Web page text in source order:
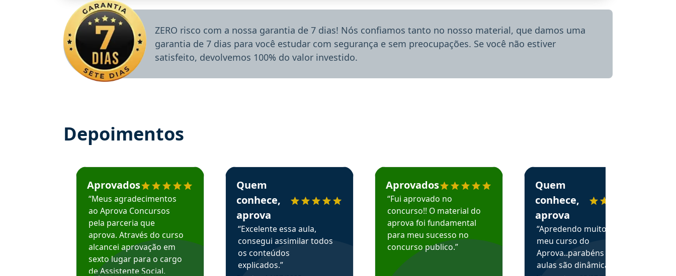
ZERO risco com a nossa garantia de 7 dias! Nós confiamos tanto no nosso material, que damos uma
garantia de 7 dias para você estudar com segurança e sem preocupações. Se você não estiver
satisfeito, devolvemos 100% do valor investido.
Depoimentos
Estudante José recomenda o Aprova Concursos em depoimento
Aprovados
“Meus agradecimentos
ao Aprova Concursos
pela parceria que
aprova. Através do curso
alcancei aprovação em
sexto lugar para o cargo
de Assistente Social.
Estudante Sergio recomenda o Aprova Concursos em depoimento
Quem
conhece,
aprova
“Excelente essa aula,
consegui assimilar todos
os conteúdos
explicados.”
Estudante Mário recomenda o Aprova Concursos em depoimento
Aprovados
“Fui aprovado no
concurso!! O material do
aprova foi fundamental
para meu sucesso no
concurso publico.”
Estudante Alessandra recomenda o Aprova
Quem
conhece,
aprova
“Apredendo muito no
meu curso do
Aprova..parabéns pelas
aulas são dinâmicas e